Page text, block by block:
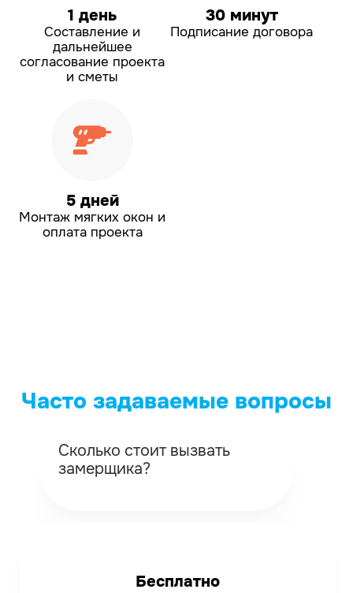
1 день
Составление и
дальнейшее
согласование проекта
и сметы
30 минут
Подписание договора
5 дней
Монтаж мягких окон и
оплата проекта
Часто задаваемые вопросы
Сколько стоит вызвать
замерщика?
Бесплатно